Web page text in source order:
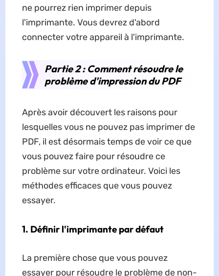
ne pourrez rien imprimer depuis
l'imprimante. Vous devrez d'abord
connecter votre appareil à l'imprimante.
Partie 2 : Comment résoudre le
problème d'impression du PDF
Après avoir découvert les raisons pour
lesquelles vous ne pouvez pas imprimer de
PDF, il est désormais temps de voir ce que
vous pouvez faire pour résoudre ce
problème sur votre ordinateur. Voici les
méthodes efficaces que vous pouvez
essayer.
1. Définir l'imprimante par défaut
La première chose que vous pouvez
essayer pour résoudre le problème de non-